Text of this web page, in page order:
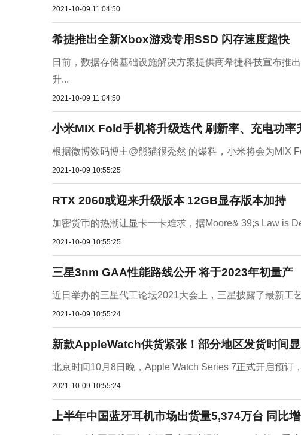
2021-10-09 11:04:50
希捷推出全新Xbox游戏专用SSD 闪存速度超快
日前，数据存储基础设施解决方案提供商希捷科技宣布推
升...
2021-10-09 11:04:50
小米MIX Fold手机将升级迭代 刷新率、充电功率
根据微博数码博主@熊猫很秃然 的爆料，小米将会为MIX
2021-10-09 10:55:25
RTX 2060或迎来升级版本 12GB显存版本加持
加密货币的热潮让显卡一卡难求，据Moore& 39;s Law is
2021-10-09 10:55:25
三星3nm GAA性能路线公开 将于2023年初量产
近日举办的三星代工论坛2021大会上，三星披露了最新工
2021-10-09 10:55:24
新款AppleWatch供货紧张！部分地区发货时间显
北京时间10月8日晚，Apple Watch Series 7正式开启预订
2021-10-09 10:55:24
上半年中国蓝牙耳机市场出货量5,374万台 同比